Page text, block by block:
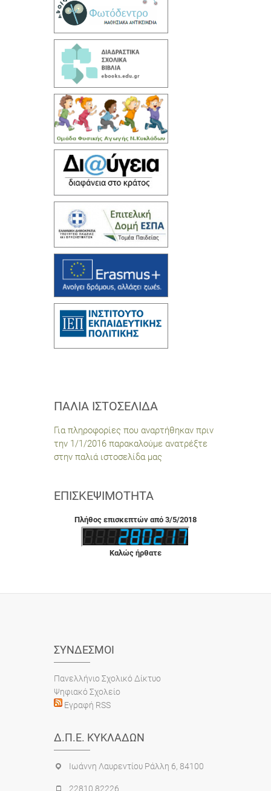
ΠΑΛΙΆ ΙΣΤΟΣΕΛΊΔΑ
Για πληροφορίες που αναρτήθηκαν πριν
την 1/1/2016 παρακαλούμε ανατρέξτε
στην παλιά ιστοσελίδα μας
ΕΠΙΣΚΕΨΙΜΌΤΗΤΑ
Πλήθος επισκεπτών από 3/5/2018
Καλώς ήρθατε
ΣΎΝΔΕΣΜΟΙ
Πανελλήνιο Σχολικό Δίκτυο
Ψηφιακό Σχολείο
Εγραφή RSS
Δ.Π.Ε. ΚΥΚΛΆΔΩΝ
Ιωάννη Λαυρεντίου Ράλλη 6, 84100
22810 82226